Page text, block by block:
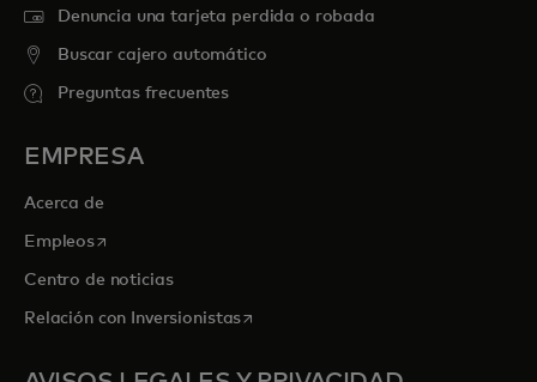
Denuncia una tarjeta perdida o robada
Buscar cajero automático
Preguntas frecuentes
EMPRESA
Acerca de
Empleosse abre en una pestaña nueva
Centro de noticias
Relación con Inversionistasse abre en una pestaña nueva